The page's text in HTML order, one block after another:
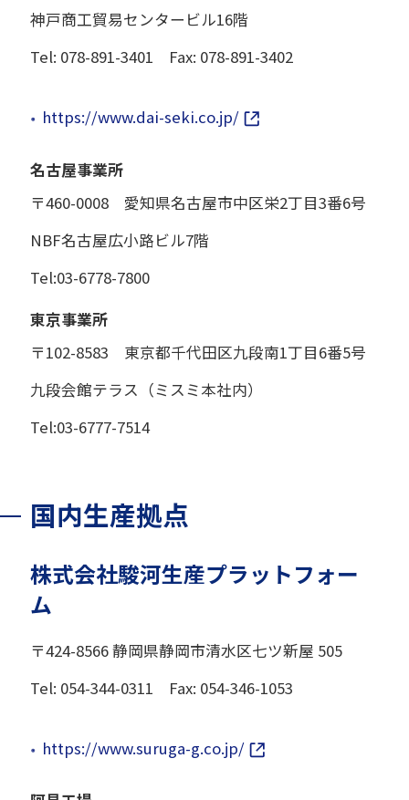
神戸商工貿易センタービル16階
Tel: 078-891-3401 Fax: 078-891-3402
https://www.dai-seki.co.jp/
名古屋事業所
〒460-0008 愛知県名古屋市中区栄2丁目3番6号
NBF名古屋広小路ビル7階
Tel:03-6778-7800
東京事業所
〒102-8583 東京都千代田区九段南1丁目6番5号
九段会館テラス（ミスミ本社内）
Tel:03-6777-7514
国内生産拠点
株式会社駿河生産プラットフォー
ム
〒424-8566 静岡県静岡市清水区七ツ新屋 505
Tel: 054-344-0311 Fax: 054-346-1053
https://www.suruga-g.co.jp/